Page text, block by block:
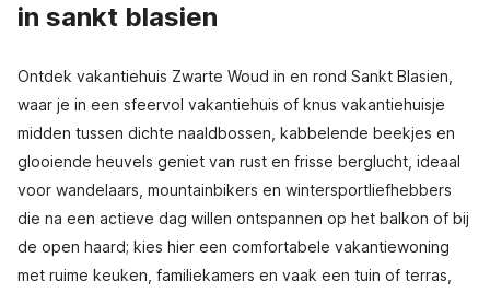
in sankt blasien
Ontdek vakantiehuis Zwarte Woud in en rond Sankt Blasien,
waar je in een sfeervol vakantiehuis of knus vakantiehuisje
midden tussen dichte naaldbossen, kabbelende beekjes en
glooiende heuvels geniet van rust en frisse berglucht, ideaal
voor wandelaars, mountainbikers en wintersportliefhebbers
die na een actieve dag willen ontspannen op het balkon of bij
de open haard; kies hier een comfortabele vakantiewoning
met ruime keuken, familiekamers en vaak een tuin of terras,